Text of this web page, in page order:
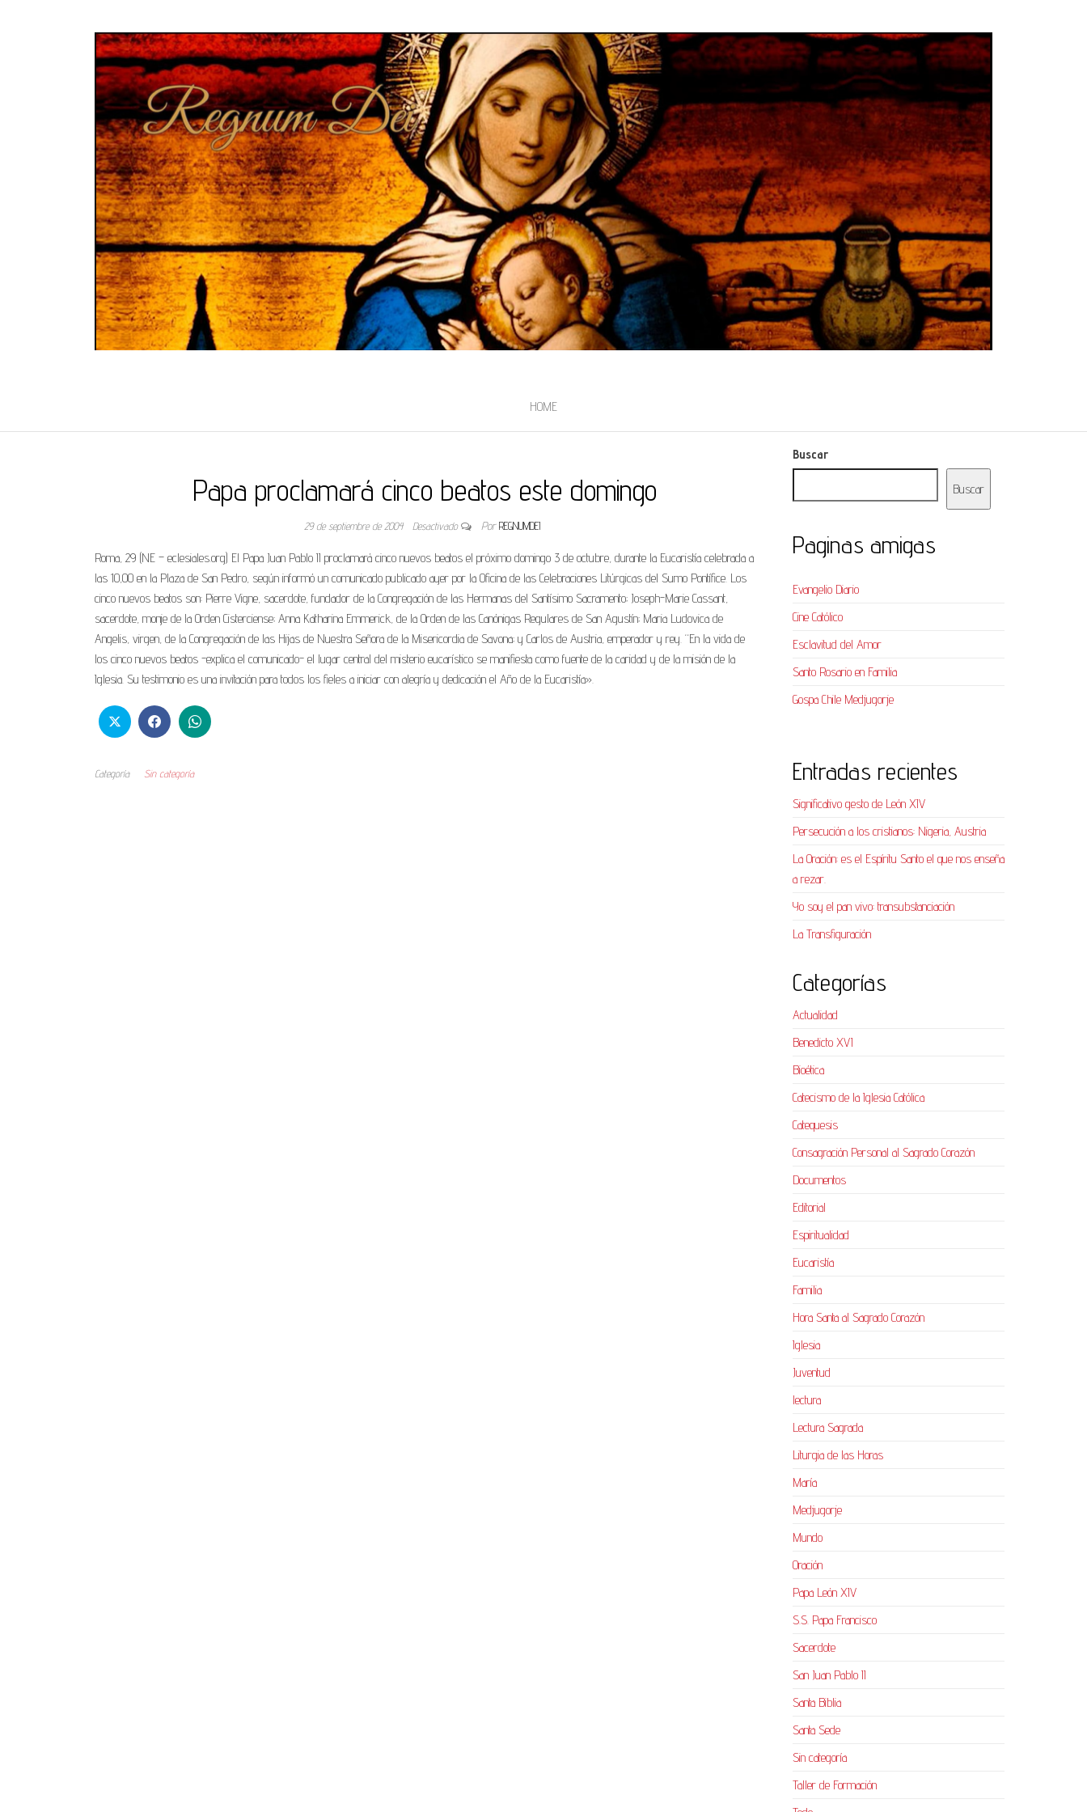
HOME
Papa proclamará cinco beatos este domingo
29 de septiembre de 2004 Desactivado Por REGNUMDEI
Roma, 29 (NE – eclesiales.org) El Papa Juan Pablo II proclamará cinco nuevos beatos el próximo domingo 3 de octubre, durante la Eucaristía celebrada a
las 10,00 en la Plaza de San Pedro, según informó un comunicado publicado ayer por la Oficina de las Celebraciones Litúrgicas del Sumo Pontífice. Los
cinco nuevos beatos son: Pierre Vigne, sacerdote, fundador de la Congregación de las Hermanas del Santísimo Sacramento; Joseph-Marie Cassant,
sacerdote, monje de la Orden Cisterciense; Anna Katharina Emmerick, de la Orden de las Canónigas Regulares de San Agustín; Maria Ludovica de
Angelis, virgen, de la Congregación de las Hijas de Nuestra Señora de la Misericordia de Savona; y Carlos de Austria, emperador y rey. “En la vida de
los cinco nuevos beatos -explica el comunicado- el lugar central del misterio eucarístico se manifiesta como fuente de la caridad y de la misión de la
Iglesia. Su testimonio es una invitación para todos los fieles a iniciar con alegría y dedicación el Año de la Eucaristía».
Categoría Sin categoría
Buscar
Buscar
Paginas amigas
Evangelio Diario
Cine Católico
Esclavitud del Amor
Santo Rosario en Familia
Gospa Chile Medjugorje
Entradas recientes
Significativo gesto de León XIV
Persecución a los cristianos: Nigeria, Austria
La Oración: es el Espíritu Santo el que nos enseña
a rezar.
Yo soy el pan vivo: transubstanciación
La Transfiguración
Categorías
Actualidad
Benedicto XVI
Bioética
Catecismo de la Iglesia Católica
Catequesis
Consagración Personal al Sagrado Corazón
Documentos
Editorial
Espiritualidad
Eucaristía
Familia
Hora Santa al Sagrado Corazón
Iglesia
Juventud
lectura
Lectura Sagrada
Liturgia de las Horas
María
Medjugorje
Mundo
Oración
Papa León XIV
S.S. Papa Francisco
Sacerdote
San Juan Pablo II
Santa Biblia
Santa Sede
Sin categoría
Taller de Formación